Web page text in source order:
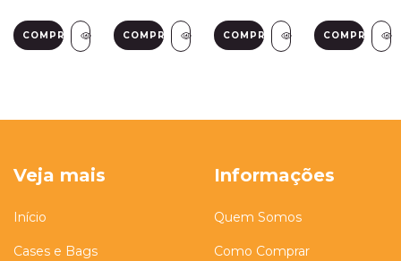
Veja mais
Início
Cases e Bags
Informações
Quem Somos
Como Comprar